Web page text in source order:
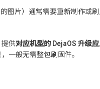
图片）通常需要重新制作或
供对应机型的 DejaOS 升级应
一般无需整包刷固件。